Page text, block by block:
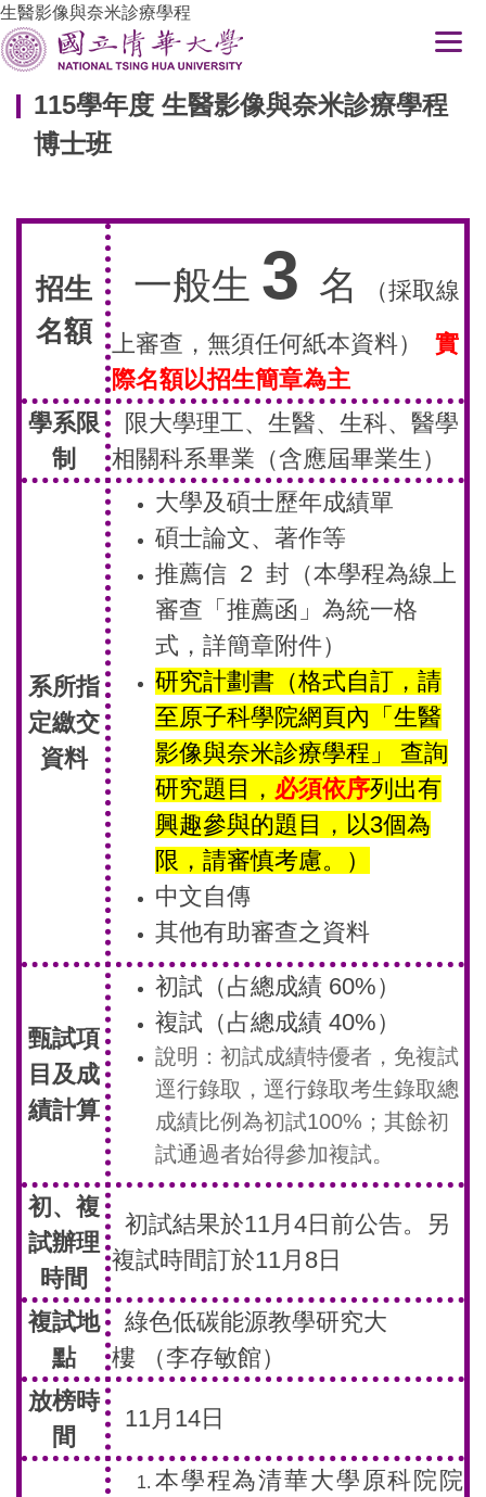
跳
到
主
要
內
生醫影像與奈米診療學程
115學年度 生醫影像與奈米診療學程
博士班
招生
名額
一般生 3 名
（採取線
上審查，無須任何紙本資料） 實
際名額以招生簡章為主
學系限
制
限大學理工、生醫、生科、醫學
相關科系畢業（含應屆畢業生）
系所指
定繳交
資料
大學及碩士歷年成績單
碩士論文、著作等
推薦信 2 封 （本學程為線上
審查「推薦函」為統一格
式，詳簡章附件）
研究計劃書（格式自訂，請
至原子科學院網頁內「生醫
影像與奈米診療學程」 查詢
研究題目， 必須依序列出有
興趣參與的題目，以3個為
限，請審慎考慮。）
中文自傳
其他有助審查之資料
甄試項
目及成
績計算
初試（占總成績 60%）
複試（占總成績 40%）
說明：初試成績特優者，免複試
逕行錄取，逕行錄取考生錄取總
成績比例為初試100%；其餘初
試通過者始得參加複試。
初、複
試辦理
時間
初試結果於11月4日前公告。另
複試時間訂於11月8日
複試地
點
綠色低碳能源教學研究大
樓 （李存敏館）
放榜時
間
11月14日
本學程為清華大學原科院院